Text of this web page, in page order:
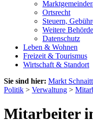
Ortsrecht
Steuern,
Weitere
Datenschutz
Leben & Wohnen
Freizeit & Tourismus
Wirtschaft & Standort
Sie sind hier: Markt
Politik > Verwaltung >
Mitarbeiter